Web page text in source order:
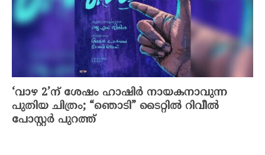
‘വാഴ 2’ന് ശേഷം ഹാഷിർ നായകനാവുന്ന
പുതിയ ചിത്രം; “ഞൊടി” ടൈറ്റിൽ റിവീൽ
പോസ്റ്റർ പുറത്ത്